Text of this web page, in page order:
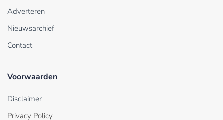
Adverteren
Nieuwsarchief
Contact
Voorwaarden
Disclaimer
Privacy Policy